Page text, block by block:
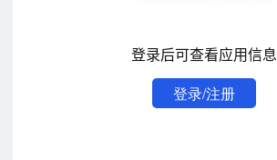
登录后可查看应用信息
登录/注册